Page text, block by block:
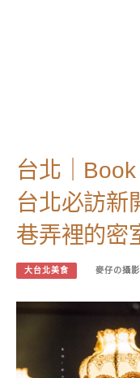
台北｜
台北必訪新
巷弄裡的密
大台北美食 麥仔の攝